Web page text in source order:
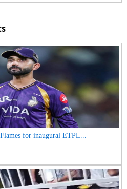
for inaugural ETPL...